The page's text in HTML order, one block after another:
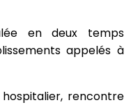
en deux temps
appelés à
hospitalier, rencontre